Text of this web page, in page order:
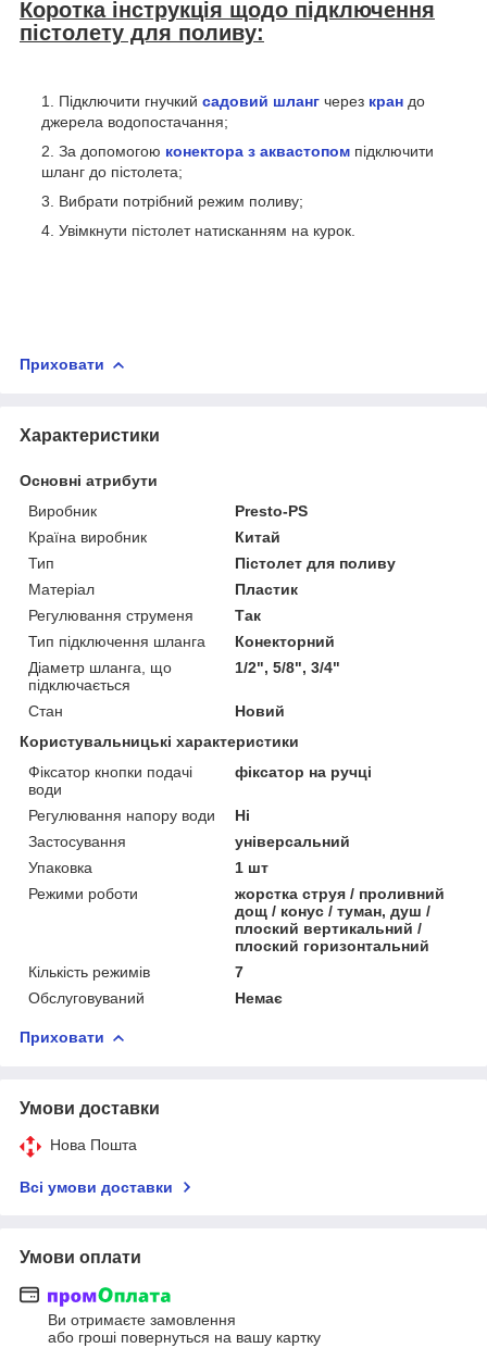
Коротка інструкція щодо підключення
пістолету для поливу:
Підключити гнучкий садовий шланг через кран до
джерела водопостачання;
За допомогою конектора з аквастопом підключити
шланг до пістолета;
Вибрати потрібний режим поливу;
Увімкнути пістолет натисканням на курок.
Приховати
Характеристики
Основні атрибути
Виробник
Presto-PS
Країна виробник
Китай
Тип
Пістолет для поливу
Матеріал
Пластик
Регулювання струменя
Так
Тип підключення шланга
Конекторний
Діаметр шланга, що
підключається
1/2", 5/8", 3/4"
Стан
Новий
Користувальницькі характеристики
Фіксатор кнопки подачі
води
фіксатор на ручці
Регулювання напору води
Ні
Застосування
універсальний
Упаковка
1 шт
Режими роботи
жорстка струя / проливний
дощ / конус / туман, душ /
плоский вертикальний /
плоский горизонтальний
Кількість режимів
7
Обслуговуваний
Немає
Приховати
Умови доставки
Нова Пошта
Всі умови доставки
Умови оплати
Ви отримаєте замовлення
або гроші повернуться на вашу картку